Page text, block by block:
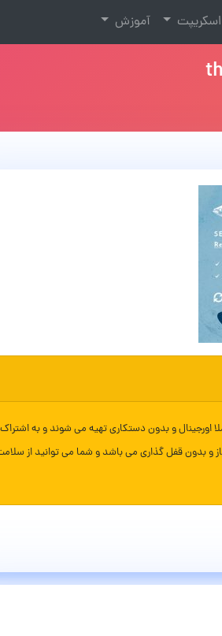
اسکریپت آموزش
اورجینال و بدون دستکاری تهیه می شوند و به
و بدون قفل گذاری می باشد و شما می توانید از